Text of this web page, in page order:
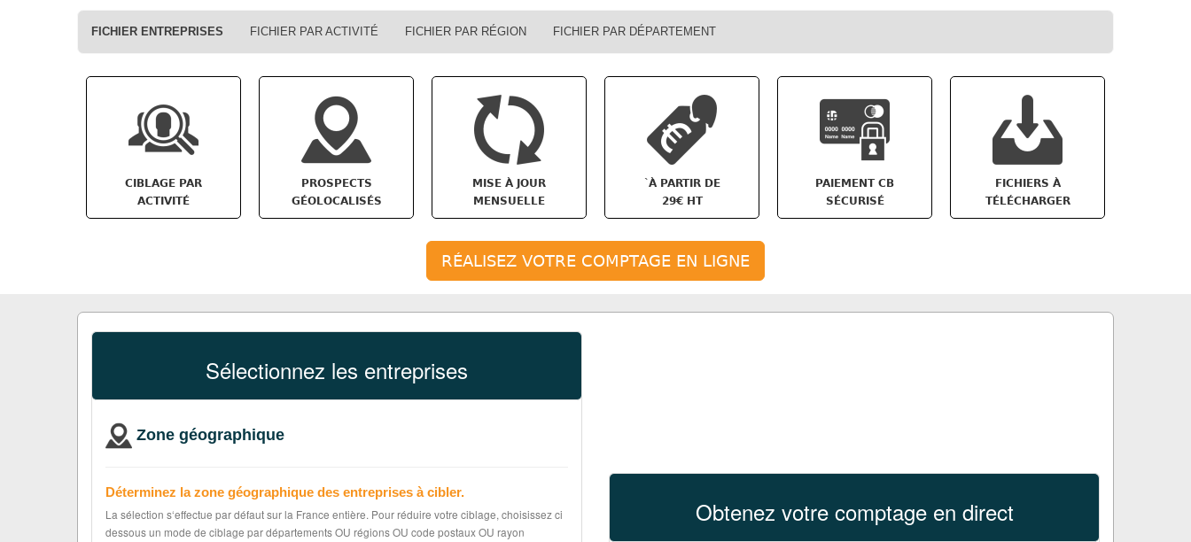
FICHIER ENTREPRISES FICHIER PAR ACTIVITÉ FICHIER PAR RÉGION FICHIER PAR DÉPARTEMENT
CIBLAGE PAR
ACTIVITÉ
PROSPECTS
GÉOLOCALISÉS
MISE À JOUR
MENSUELLE
`À PARTIR DE
29€ HT
PAIEMENT CB
SÉCURISÉ
FICHIERS À
TÉLÉCHARGER
RÉALISEZ VOTRE COMPTAGE EN LIGNE